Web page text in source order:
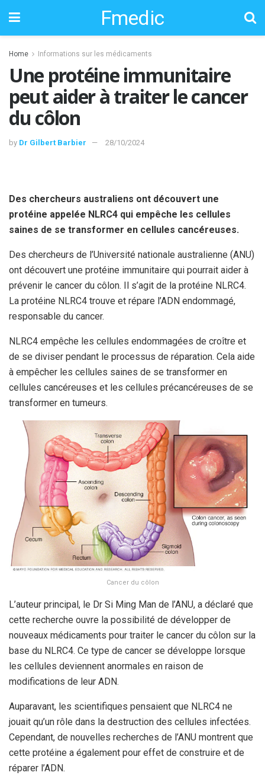
Fmedic
Home Informations sur les médicaments
Une protéine immunitaire
peut aider à traiter le cancer
du côlon
by Dr Gilbert Barbier 28/10/2024
Des chercheurs australiens ont découvert une
protéine appelée NLRC4 qui empêche les cellules
saines de se transformer en cellules cancéreuses.
Des chercheurs de l’Université nationale australienne (ANU)
ont découvert une protéine immunitaire qui pourrait aider à
prévenir le cancer du côlon. Il s’agit de la protéine NLRC4.
La protéine NLRC4 trouve et répare l’ADN endommagé,
responsable du cancer.
NLRC4 empêche les cellules endommagées de croître et
de se diviser pendant le processus de réparation. Cela aide
à empêcher les cellules saines de se transformer en
cellules cancéreuses et les cellules précancéreuses de se
transformer en tumeurs.
Cancer du côlon
L’auteur principal, le Dr Si Ming Man de l’ANU, a déclaré que
cette recherche ouvre la possibilité de développer de
nouveaux médicaments pour traiter le cancer du côlon sur la
base du NLRC4. Ce type de cancer se développe lorsque
les cellules deviennent anormales en raison de
modifications de leur ADN.
Auparavant, les scientifiques pensaient que NLRC4 ne
jouait qu’un rôle dans la destruction des cellules infectées.
Cependant, de nouvelles recherches de l’ANU montrent que
cette protéine a également pour effet de construire et de
réparer l’ADN.